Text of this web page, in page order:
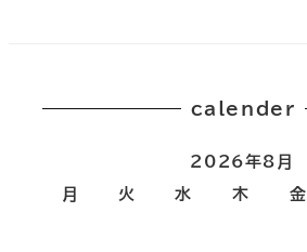
calender
2026年8月
月
火 水 木 金